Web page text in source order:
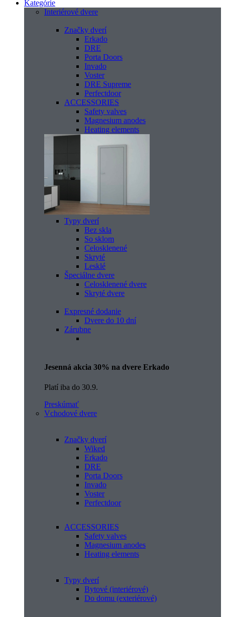
Kategórie
Interiérové dvere
Značky dverí
Erkado
DRE
Porta Doors
Invado
Voster
DRE Supreme
Perfectdoor
ACCESSORIES
Safety valves
Magnesium anodes
Heating elements
Typy dverí
Bez skla
So sklom
Celosklenené
Skryté
Lesklé
Špeciálne dvere
Celosklenené dvere
Skryté dvere
Expresné dodanie
Dvere do 10 dní
Zárubne
Jesenná akcia 30% na dvere Erkado
Platí iba do 30.9.
Preskúmať
Vchodové dvere
Značky dverí
Wiked
Erkado
DRE
Porta Doors
Invado
Voster
Perfectdoor
ACCESSORIES
Safety valves
Magnesium anodes
Heating elements
Typy dverí
Bytové (interiérové)
Do domu (exteriérové)